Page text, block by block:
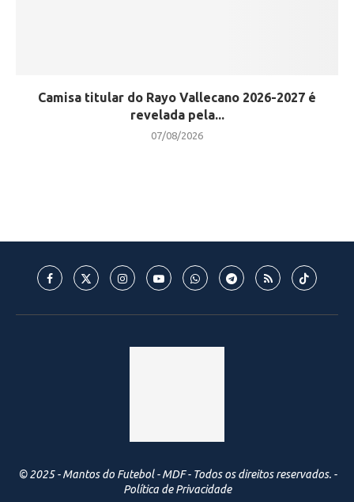
Camisa titular do Rayo Vallecano 2026-2027 é
revelada pela...
07/08/2026
© 2025 - Mantos do Futebol - MDF - Todos os direitos reservados. -
Política de Privacidade